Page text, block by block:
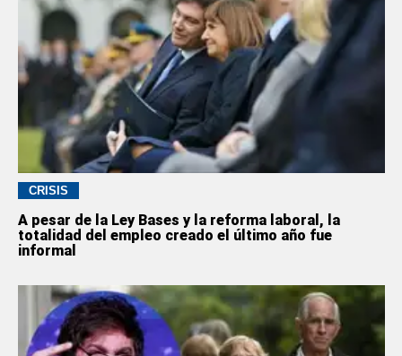
CRISIS
A pesar de la Ley Bases y la reforma laboral, la
totalidad del empleo creado el último año fue
informal